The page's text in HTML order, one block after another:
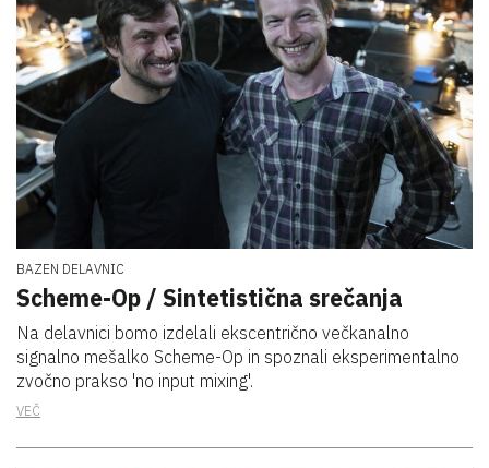
BAZEN DELAVNIC
Scheme-Op / Sintetistična srečanja
Na delavnici bomo izdelali ekscentrično večkanalno
signalno mešalko Scheme-Op in spoznali eksperimentalno
zvočno prakso 'no input mixing'.
VEČ